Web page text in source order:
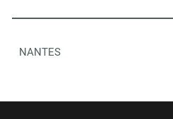
NANTES